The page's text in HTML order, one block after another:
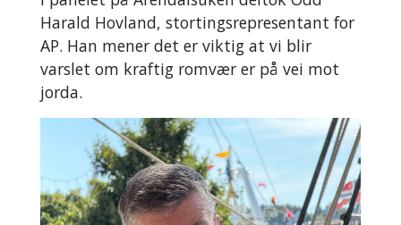
Harald Hovland, stortingsrepresentant for
AP. Han mener det er viktig at vi blir
varslet om kraftig romvær er på vei mot
jorda.